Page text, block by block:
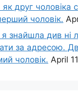
друг чоловіка
чоловік.
знайшла див ні
за адресою.
чоловік. April